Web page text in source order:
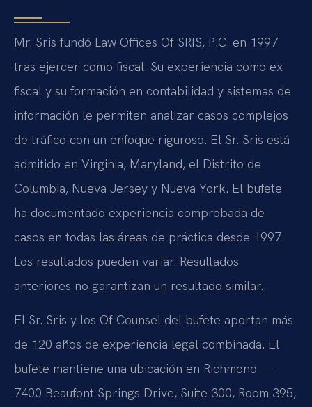
Mr. Sris fundó Law Offices Of SRIS, P.C. en 1997
tras ejercer como fiscal. Su experiencia como ex
fiscal y su formación en contabilidad y sistemas de
información le permiten analizar casos complejos
de tráfico con un enfoque riguroso. El Sr. Sris está
admitido en Virginia, Maryland, el Distrito de
Columbia, Nueva Jersey y Nueva York. El bufete
ha documentado experiencia comprobada de
casos en todas las áreas de práctica desde 1997.
Los resultados pueden variar. Resultados
anteriores no garantizan un resultado similar.
El Sr. Sris y los Of Counsel del bufete aportan más
de 120 años de experiencia legal combinada. El
bufete mantiene una ubicación en Richmond —
7400 Beaufont Springs Drive, Suite 300, Room 395,